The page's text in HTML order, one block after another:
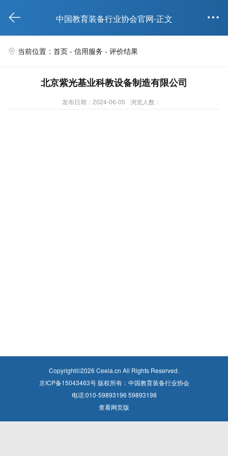
 中国教育装备行业协会官网-正文 
 当前位置：首页 - 信用服务 - 评价结果
北京紫光基业科教设备制造有限公司
发布日期：2024-06-05 浏览人数：
Copyright©2026 Ceeia.cn All Rights Reserved.
京ICP备15043463号 版权所有：中国教育装备行业协会
电话:010-59893196 59893198
查看网页版